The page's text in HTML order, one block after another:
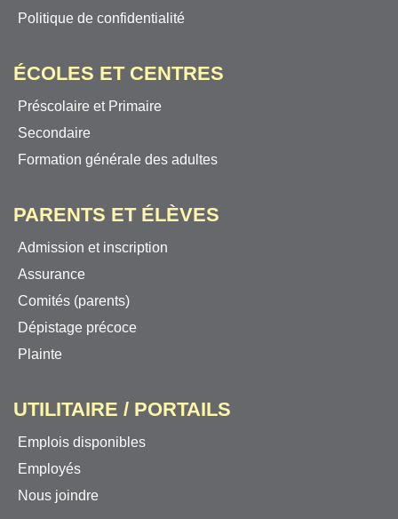
Politique de confidentialité
ÉCOLES ET CENTRES
Préscolaire et Primaire
Secondaire
Formation générale des adultes
PARENTS ET ÉLÈVES
Admission et inscription
Assurance
Comités (parents)
Dépistage précoce
Plainte
UTILITAIRE / PORTAILS
Emplois disponibles
Employés
Nous joindre